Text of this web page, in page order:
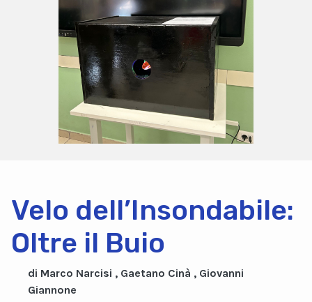
Inglese
Greco
Velo dell’Insondabile:
Oltre il Buio
di Marco Narcisi , Gaetano Cinà , Giovanni
Giannone